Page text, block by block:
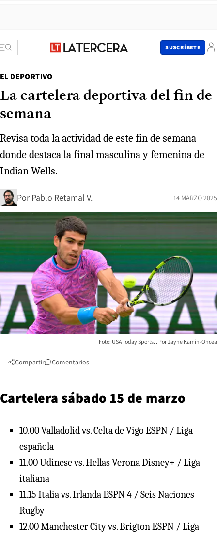
SUSCRÍBETE
EL DEPORTIVO
La cartelera deportiva del fin de
semana
Revisa toda la actividad de este fin de semana
donde destaca la final masculina y femenina de
Indian Wells.
Por Pablo Retamal V. 14 MARZO 2025
Foto: USA Today Sports. Jayne Kamin-Oncea
Compartir Comentarios
Cartelera sábado 15 de marzo
10.00 Valladolid vs. Celta de Vigo ESPN / Liga
española
11.00 Udinese vs. Hellas Verona Disney+ / Liga
italiana
11.15 Italia vs. Irlanda ESPN 4 / Seis Naciones-
Rugby
12.00 Manchester City vs. Brigton ESPN / Liga